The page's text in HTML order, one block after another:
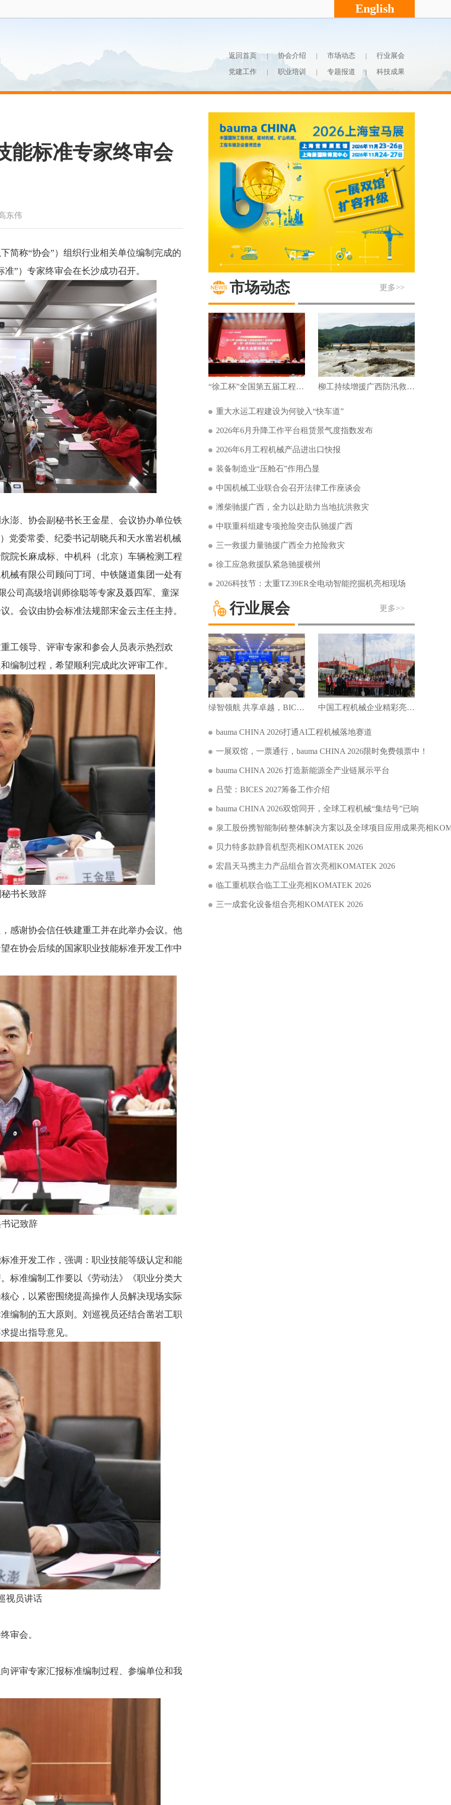
English
返回首页 协会介绍 市场动态 行业展会
党建工作 职业培训 专题报道 | 科技成果
能标准专家终审会
东伟
称“协会”）组织行业相关单位编制完成的
”）专家终审会在长沙成功召开。
、协会副秘书长王金星、会议协办单位铁
党委常委、纪委书记胡晓兵和天水凿岩机械
院长麻成标、中机科（北京）车辆检测工程
械有限公司顾问丁珂、中铁隧道集团一处有
公司高级培训师徐聪等专家及聂四军、童深
。会议由协会标准法规部宋金云主任主持。
领导、评审专家和参会人员表示热烈欢
编制过程，希望顺利完成此次评审工作。
长致辞
谢协会信任铁建重工并在此举办会议。他
在协会后续的国家职业技能标准开发工作中
记致辞
开发工作，强调：职业技能等级认定和能
标准编制工作要以《劳动法》《职业分类大
心，以紧密围绕提高操作人员解决现场实际
编制的五大原则。刘巡视员还结合凿岩工职
提出指导意见。
员讲话
审会。
审专家汇报标准编制过程、参编单位和我
市场动态 更多>>
“徐工杯”全国第五届工程机械维修工职业技能竞赛暨“一带一路”机械行业技能大赛圆满落幕 柳工持续增援广西防汛救灾及灾后重建
重大水运工程建设为何驶入“快车道”
2026年6月升降工作平台租赁景气度指数发布
2026年6月工程机械产品进出口快报
装备制造业“压舱石”作用凸显
中国机械工业联合会召开法律工作座谈会
潍柴驰援广西，全力以赴助力当地抗洪救灾
中联重科组建专项抢险突击队驰援广西
三一救援力量驰援广西全力抢险救灾
徐工应急救援队紧急驰援横州
2026科技节：太重TZ39ER全电动智能挖掘机亮相现场
行业展会 更多>>
绿智领航 共享卓越，BICES 2027新闻发布会在京召开 中国工程机械企业精彩亮相第十八届土耳其工程机械展（KOMATEK2026）
bauma CHINA 2026打通AI工程机械落地赛道
一展双馆，一票通行，bauma CHINA 2026限时免费领票中！
bauma CHINA 2026 打造新能源全产业链展示平台
吕莹：BICES 2027筹备工作介绍
bauma CHINA 2026双馆同开，全球工程机械“集结号”已响
泉工股份携智能制砖整体解决方案以及全球项目应用成果亮相
贝力特多款静音机型亮相KOMATEK 2026
宏昌天马携主力产品组合首次亮相KOMATEK 2026
临工重机联合临工工业亮相KOMATEK 2026
三一成套化设备组合亮相KOMATEK 2026